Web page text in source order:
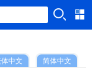
简体中文
中文